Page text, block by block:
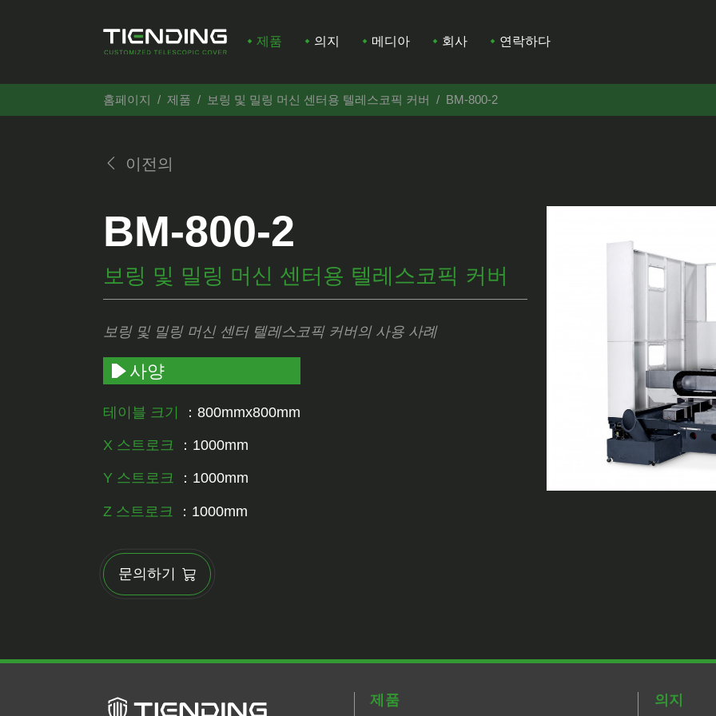
제품 의지 메디아 회사 연락하다
홈페이지 제품 보링 및 밀링 머신 센터용 텔레스코픽 커버 BM-800-2
이전의
BM-800-2
보링 및 밀링 머신 센터용 텔레스코픽 커버
보링 및 밀링 머신 센터 텔레스코픽 커버의 사용 사례
사양
테이블 크기 ：800mmx800mm
X 스트로크 ：1000mm
Y 스트로크 ：1000mm
Z 스트로크 ：1000mm
문의하기
제품 의지